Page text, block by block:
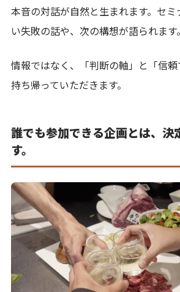
本音の対話が自然と生まれます。セ
い失敗の話や、次の構想が語られます。
情報ではなく、「判断の軸」と「信
持ち帰っていただきます。
誰でも参加できる企画とは、決
す。